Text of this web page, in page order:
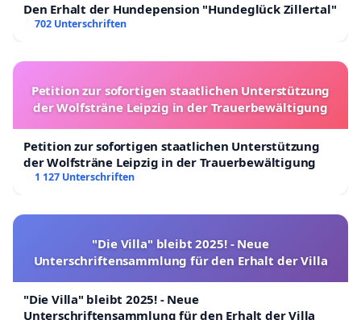
Den Erhalt der Hundepension "Hundeglück Zillertal"
702 Unterschriften
Petition zur sofortigen staatlichen Unterstützung
der Wolfsträne Leipzig in der Trauerbewältigung
Petition zur sofortigen staatlichen Unterstützung
der Wolfsträne Leipzig in der Trauerbewältigung
1 127 Unterschriften
"Die Villa" bleibt 2025! - Neue
Unterschriftensammlung für den Erhalt der Villa
"Die Villa" bleibt 2025! - Neue
Unterschriftensammlung für den Erhalt der Villa